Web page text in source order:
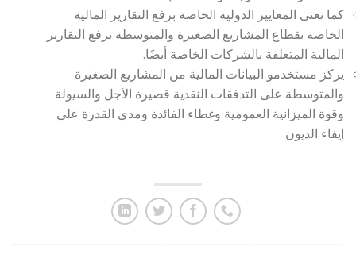
كما تعنى المعايير الدولية الخاصة برفع التقارير المالية
الخاصة بقطاع المشاريع الصغيرة والمتوسطة برفع التقارير
المالية المتعلقة بالشركات الخاصة أيضًا.
يركز مستخدمو البيانات المالية من المشاريع الصغيرة
والمتوسطة على التدفقات النقدية قصيرة الأجل والسيولة
وقوة الميزانية العمومية وغطاء الفائدة ومدى القدرة على
إيفاء الديون.